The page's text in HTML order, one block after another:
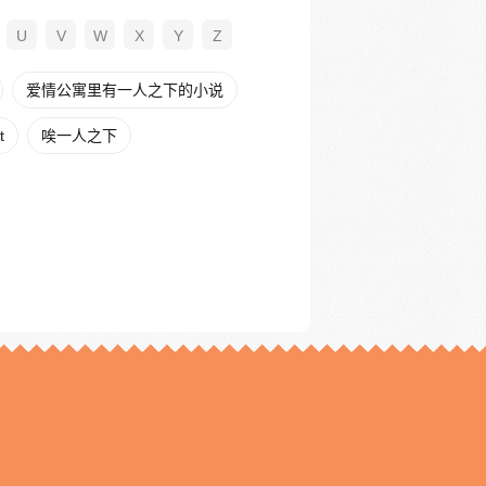
U V W X Y Z
爱情公寓里有一人之下的小说
唉一人之下